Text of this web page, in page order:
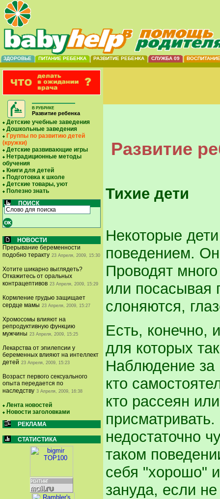
ЗДОРОВЬЕ ПИТАНИЕ РЕБЕНКА РАЗВИТИЕ РЕБЕНКА СЛУЖБА 09 ВОСПИТАНИЕ
В РУБРИКЕ
Развитие ребенка
Детские учебные заведения
Дошкольные заведения
Группы по развитию детей
(кружки)
Детские развивающие игры
Нетрадиционные методы
обучения
Книги для детей
Подготовка к школе
Детские товары, уют
Полезно знать
ПОИСК
НОВОСТИ
Прерывание беременности
подобно теракту 23 Апреля, 2009, 15:30
Хотите шикарно выглядеть?
Откажитесь от оральных
контрацептивов 23 Апреля, 2009, 15:29
Кормление грудью защищает
сердце мамы 23 Апреля, 2009, 15:27
Хромосомы влияют на
репродуктивную функцию
мужчины 23 Апреля, 2009, 15:25
Лекарства от эпилепсии у
беременных влияют на интеллект
детей 23 Апреля, 2009, 15:23
Возраст первого сексуального
опыта передается по
наследству 3 Апреля, 2009, 16:38
Лента новостей
Новости заголовками
РЕКЛАМА
СТАТИСТИКА
Развитие
Тихие дети
Некоторые
поведением.
Проводят
или посасывая
слоняются,
Есть, конечно,
для которых
Наблюдение за
кто
кто рассеян
недостаточно
таком
себя "хорошо"
зануда, если